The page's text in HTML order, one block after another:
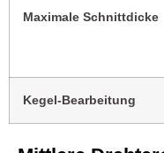
Maximale Schnittdicke
Kegel-Bearbeitung